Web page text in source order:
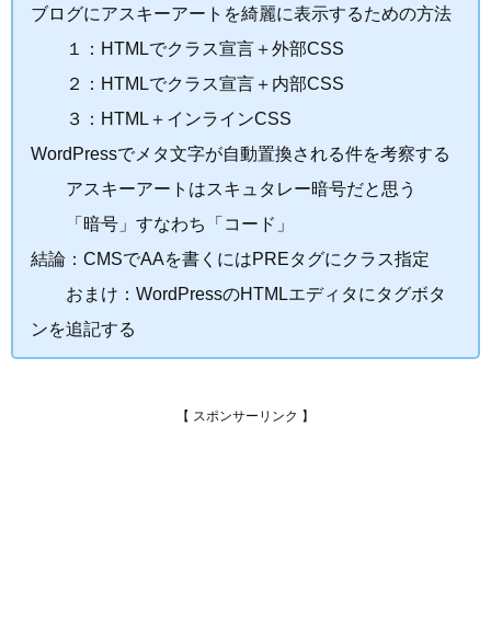
ブログにアスキーアートを綺麗に表示するための方法
１：HTMLでクラス宣言＋外部CSS
２：HTMLでクラス宣言＋内部CSS
３：HTML＋インラインCSS
WordPressでメタ文字が自動置換される件を考察する
アスキーアートはスキュタレー暗号だと思う
「暗号」すなわち「コード」
結論：CMSでAAを書くにはPREタグにクラス指定
おまけ：WordPressのHTMLエディタにタグボタ
ンを追記する